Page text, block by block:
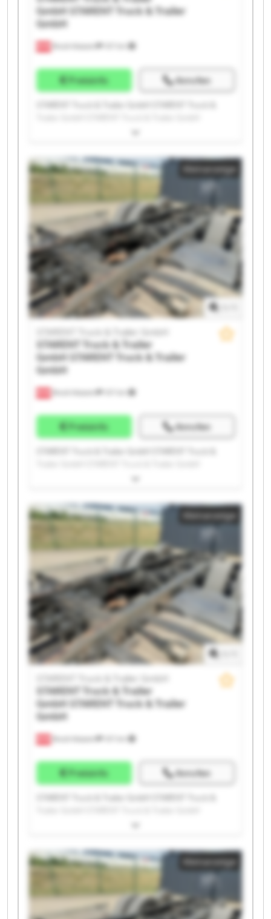
GmbH STARENT Truck & Trailer
GmbH
Preisinfo Anrufen
STARENT Truck & Trailer GmbH STARENT Truck &
STARENT Truck & Trailer GmbH STARENT Truck &
Trailer GmbH STARENT Truck & Trailer GmbH
STARENT Truck & Trailer GmbH STARENT Truck &
Trailer GmbH STARENT Truck & Trailer GmbH
STARENT Truck & Trailer GmbH STARENT Truck &
Trailer GmbH STARENT Truck & Trailer GmbH
STARENT Truck & Trailer GmbH STARENT Truck &
Trailer GmbH STARENT Truck & Trailer GmbH
STARENT Truck & Trailer GmbH STARENT Truck &
Trailer GmbH
Kleinanzeige
STARENT Truck & Trailer GmbH
STARENT Truck & Trailer
GmbH STARENT Truck & Trailer
GmbH
Preisinfo Anrufen
STARENT Truck & Trailer GmbH STARENT Truck &
STARENT Truck & Trailer GmbH STARENT Truck &
Trailer GmbH STARENT Truck & Trailer GmbH
STARENT Truck & Trailer GmbH STARENT Truck &
Trailer GmbH STARENT Truck & Trailer GmbH
STARENT Truck & Trailer GmbH STARENT Truck &
Trailer GmbH STARENT Truck & Trailer GmbH
STARENT Truck & Trailer GmbH STARENT Truck &
Trailer GmbH STARENT Truck & Trailer GmbH
STARENT Truck & Trailer GmbH STARENT Truck &
Trailer GmbH
Kleinanzeige
STARENT Truck & Trailer GmbH
STARENT Truck & Trailer
GmbH STARENT Truck & Trailer
GmbH
Preisinfo Anrufen
STARENT Truck & Trailer GmbH STARENT Truck &
STARENT Truck & Trailer GmbH STARENT Truck &
Trailer GmbH STARENT Truck & Trailer GmbH
STARENT Truck & Trailer GmbH STARENT Truck &
Trailer GmbH STARENT Truck & Trailer GmbH
STARENT Truck & Trailer GmbH STARENT Truck &
Trailer GmbH STARENT Truck & Trailer GmbH
Kleinanzeige